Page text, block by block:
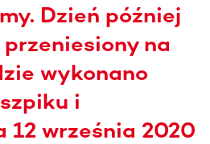
Dzień później
na
wykonano
i
12 września 2020